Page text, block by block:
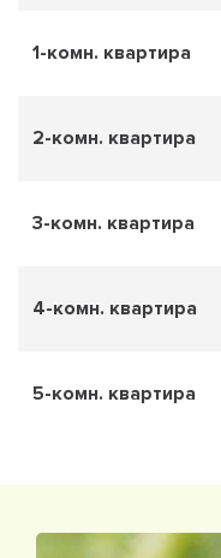
1-комн. квартира
2-комн. квартира
3-комн. квартира
4-комн. квартира
5-комн. квартира